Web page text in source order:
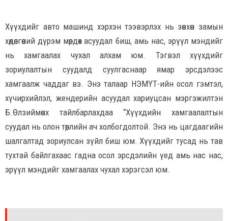
Хүүхдийг авто машинд хэрхэн тээвэрлэх нь зөвхөн замын
хөдөлгөөний дүрэм мөрдөх асуудал биш, амь нас, эрүүл мэндийг
нь хамгаалах чухал алхам юм. Тэгвэл хүүхдийг
зориулалтын суудалд суулгаснаар ямар эрсдэлээс
хамгаалж чаддаг вэ. Энэ талаар НЭМҮТ-ийн осол гэмтэл,
хүчирхийлэл, жендерийн асуудал хариуцсан мэргэжилтэн
Б.Өлзиймөнх тайлбарлахдаа “Хүүхдийн хамгаалалтын
суудал нь олон төрлийн ач холбогдолтой. Энэ нь цагдаагийн
шалгалтад зориулсан зүйл биш юм. Хүүхдийг тусад нь тав
тухтай байлгахаас гадна осол эрсдэлийн үед амь нас нас,
эрүүл мэндийг хамгаалах чухал хэрэгсэл юм.